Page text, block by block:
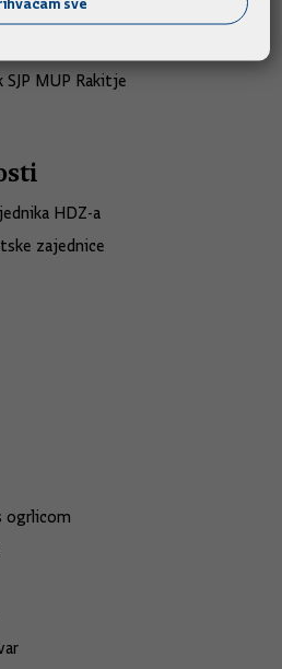
bojne 1. gardijske brigade
SJP MUP Rakitje
HDZ-a
zajednice
ogrlicom